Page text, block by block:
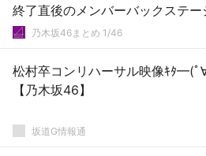
終了直後のメンバーバックステー
公開に！！！！！！
乃木坂46まとめ 1/46
松村卒コンリハーサル映像ｷﾀ━(
【乃木坂46】
坂道G情報通